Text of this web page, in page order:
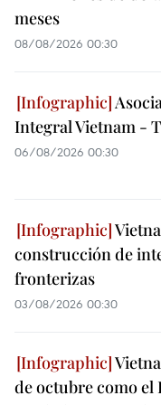
meses
08/08/2026 00:30
Integral Vietnam -
06/08/2026 00:30
construcción de
fronterizas
03/08/2026 00:30
de octubre como el